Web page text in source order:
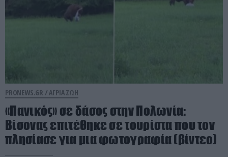
PRONEWS.GR /ΑΓΡΙΑ ΖΩΗ
«Πανικός» σε δάσος στην Πολωνία:
Βίσονας επιτέθηκε σε τουρίστα που τον
πλησίασε για μια φωτογραφία (βίντεο)